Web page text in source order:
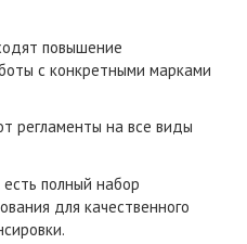
повышение
с конкретными марками
регламенты на все виды
полный набор
для качественного